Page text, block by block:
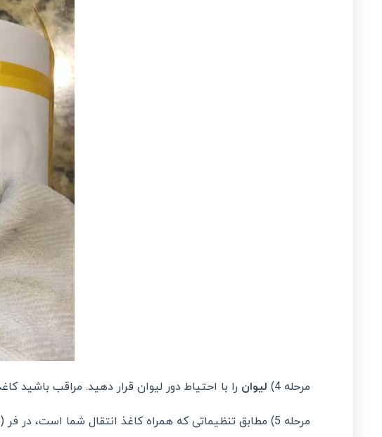
مرحله 4) لیوان را با احتیاط دور لیوان قرار دهید. مراقب باشید
مرحله 5) مطابق تنظیماتی که همراه کاغذ انتقال شما است، در فر (نه اجاق توستر یا مایکروویو!) قرار دهید. من 14 دقیقه در دمای 425 درجه پختم.